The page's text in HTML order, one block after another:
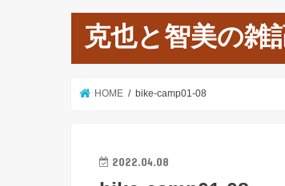
克也と智美の雑
HOME bike-camp01-08
2022.04.08